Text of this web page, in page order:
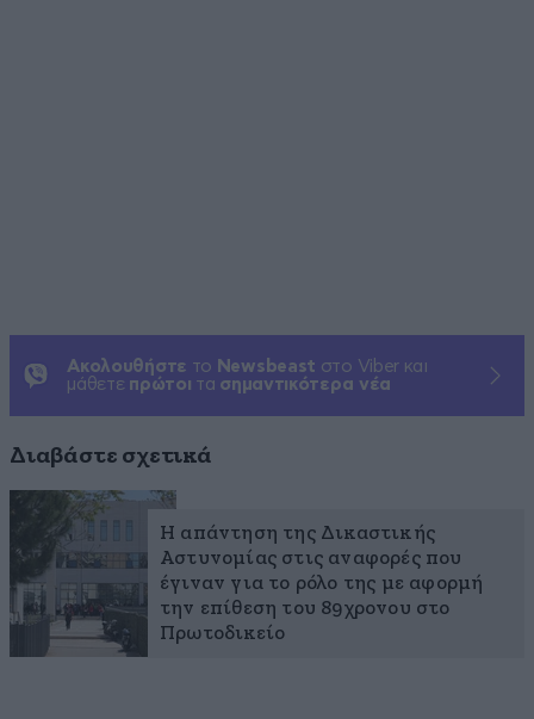
Ακολουθήστε το Newsbeast στο Viber και
μάθετε πρώτοι τα σημαντικότερα νέα
Διαβάστε σχετικά
Η απάντηση της Δικαστικής
Αστυνομίας στις αναφορές που
έγιναν για το ρόλο της με αφορμή
την επίθεση του 89χρονου στο
Πρωτοδικείο